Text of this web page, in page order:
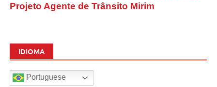
Projeto Agente de Trânsito Mirim
IDIOMA
Portuguese